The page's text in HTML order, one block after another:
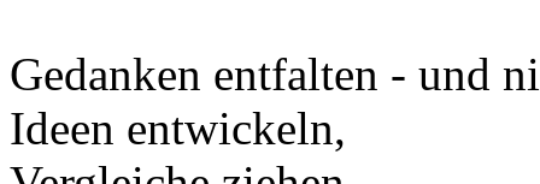
Gedanken entfalten - und
Ideen entwickeln,